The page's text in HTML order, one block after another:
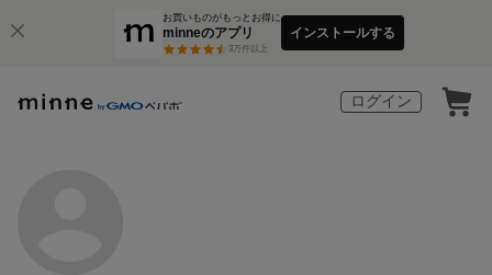
お買いものがもっとお得に
minneのアプリ
3万件以上
インストールする
ログイン